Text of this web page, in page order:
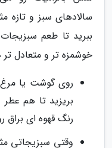
سالادهای سبز و تازه
ببرید تا طعم
خوشمزه تر و متعادل تر
روی گوشت یا
بریزید تا هم عطر
رنگ قهوه ای
وقتی سبزیجاتی